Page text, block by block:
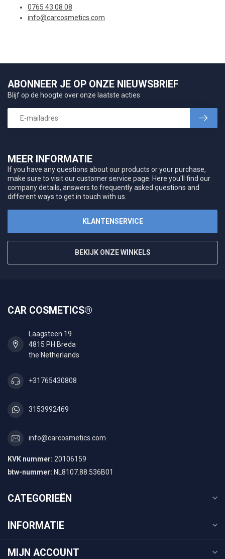
0765 43 08 08
info@carcosmetics.com
MEER INFORMATIE
If you have any questions about our products or your purchase,
make sure to visit our customer service page. Here you'll find our
company details, answers to frequently asked questions and
different ways to get in touch with us.
KLANTENSERVICE
BEKIJK ONZE WINKELS
ABONNEER JE OP ONZE NIEUWSBRIEF
Blijf op de hoogte over onze laatste acties
CAR COSMETICS®
Laagsteen 19
4815 PH Breda
the Netherlands
+31765430808
3153992469
info@carcosmetics.com
KVK nummer: 20106159
btw-nummer: NL8107.88.536B01
CATEGORIEËN
INFORMATIE
MIJN ACCOUNT